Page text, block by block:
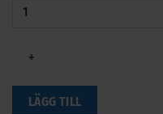
+
LÄGG TILL